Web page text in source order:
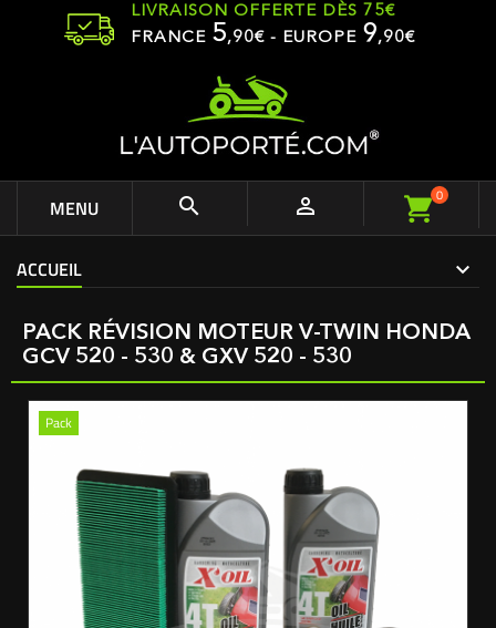
LIVRAISON OFFERTE DÈS 75€
FRANCE 5,90€ - EUROPE 9,90€
MENU   0
ACCUEIL
PACK RÉVISION MOTEUR V-TWIN HONDA
GCV 520 - 530 & GXV 520 - 530
Pack